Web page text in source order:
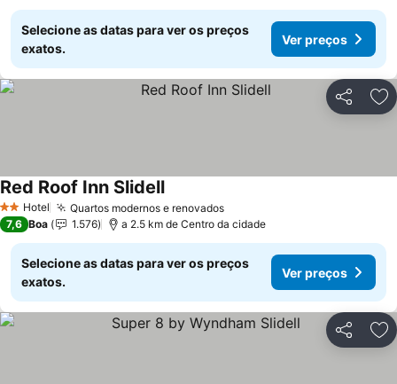
Selecione as datas para ver os preços
exatos.
Ver preços
Partilhar
2 Estrelas
Hotel Quartos modernos e renovadosVer preços
Red Roof Inn SlidellVer preços
7,6 Boa 1.576 a 2.5 km de Centro da cidade
Selecione as datas para ver os preços
exatos.
Ver preços
Partilhar